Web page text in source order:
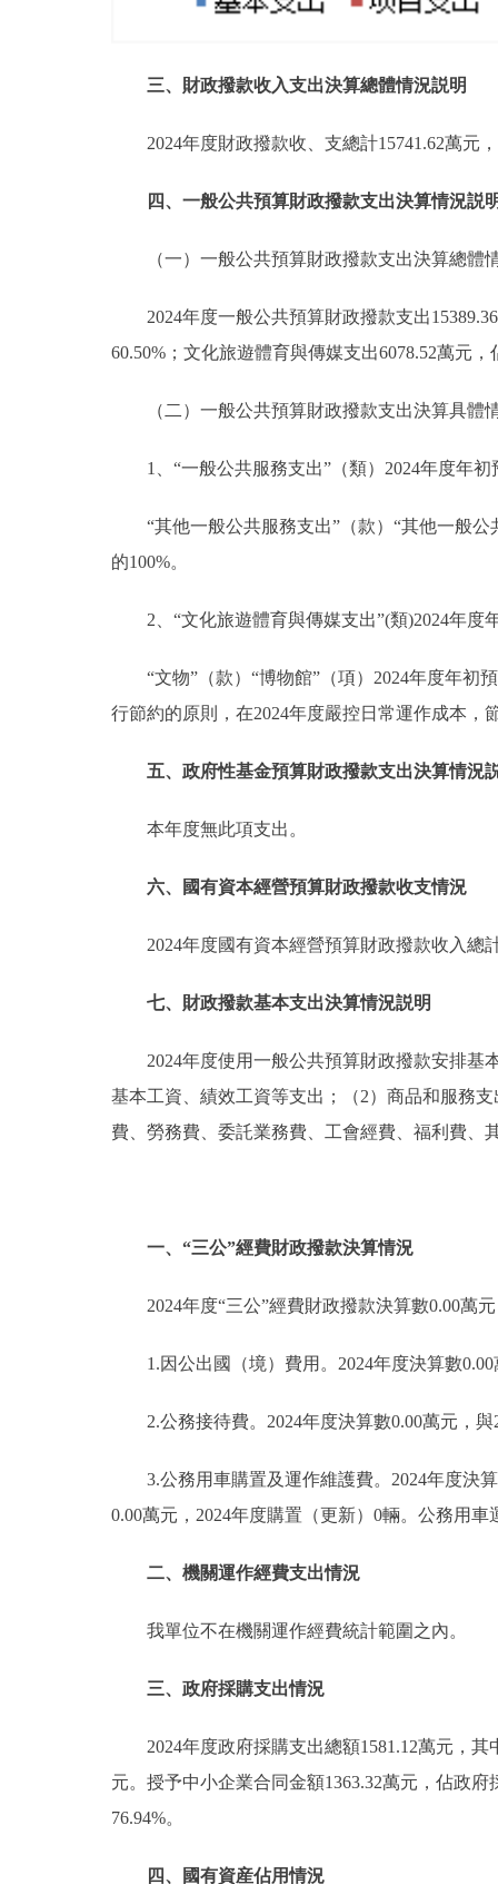
三、財政撥款收入支出決算總體情況説明
2024年度財政撥款收、支總計15741.62萬元
四、一般公共預算財政撥款支出決算情況説
（一）一般公共預算財政撥款支出決算總體
2024年度一般公共預算財政撥款支出
60.50%；文化旅遊體育與傳媒支出6078.52萬元
（二）一般公共預算財政撥款支出決算具體
1、“一般公共服務支出”（類）2024年度年
“其他一般公共服務支出”（款）“其他一般
的100%。
2、“文化旅遊體育與傳媒支出”(類)2024年度
“文物”（款）“博物館”（項）2024年度年初
行節約的原則，在2024年度嚴控日常運作成本，
五、政府性基金預算財政撥款支出決算情況
本年度無此項支出。
六、國有資本經營預算財政撥款收支情況
2024年度國有資本經營預算財政撥款收入總
七、財政撥款基本支出決算情況説明
2024年度使用一般公共預算財政撥款安排基
基本工資、績效工資等支出；（2）商品和服務
費、勞務費、委託業務費、工會經費、福利費、
一、“三公”經費財政撥款決算情況
2024年度“三公”經費財政撥款決算數0.00萬
1.因公出國（境）費用。2024年度決算數
2.公務接待費。2024年度決算數0.00萬元，
3.公務用車購置及運作維護費。2024年度決
0.00萬元，2024年度購置（更新）0輛。公務用
二、機關運作經費支出情況
我單位不在機關運作經費統計範圍之內。
三、政府採購支出情況
2024年度政府採購支出總額1581.12萬元，
元。授予中小企業合同金額1363.32萬元，佔政
76.94%。
四、國有資産佔用情況